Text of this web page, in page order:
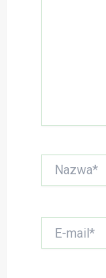
mail*